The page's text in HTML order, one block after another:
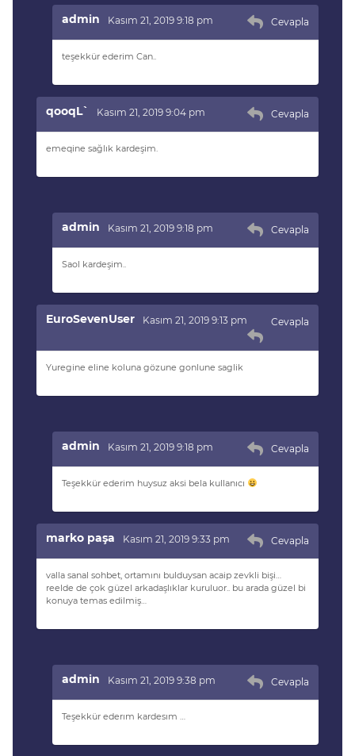
admin Kasım 21, 2019 9:18 pm Cevapla
teşekkür ederim Can..
qooqL` Kasım 21, 2019 9:04 pm Cevapla
emeqine sağlık kardeşim.
admin Kasım 21, 2019 9:18 pm Cevapla
Saol kardeşim..
EuroSevenUser Kasım 21, 2019 9:13 pm Cevapla
Yuregine eline koluna gözune gonlune saglik
admin Kasım 21, 2019 9:18 pm Cevapla
Teşekkür ederim huysuz aksi bela kullanıcı
marko paşa Kasım 21, 2019 9:33 pm Cevapla
valla sanal sohbet, ortamını bulduysan acaip zevkli bişi…
reelde de çok güzel arkadaşlıklar kuruluor.. bu arada güzel bi
konuya temas edilmiş…
admin Kasım 21, 2019 9:38 pm Cevapla
Teşekkür ederım kardesım …